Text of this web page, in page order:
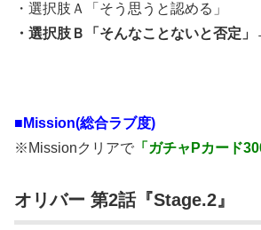
・選択肢Ａ「そう思うと認める」
・選択肢Ｂ「そんなことないと否定
■Mission(総合ラブ度)
※Missionクリアで 「ガチャPカード
オリバー 第2話『Stage.2』